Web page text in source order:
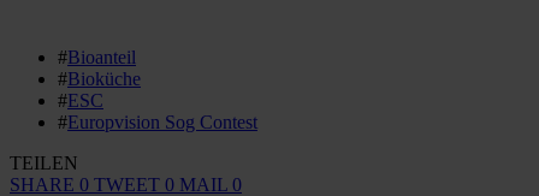
#Bioanteil
#Bioküche
#ESC
#Europvision Sog Contest
TEILEN
SHARE 0 TWEET 0 MAIL 0